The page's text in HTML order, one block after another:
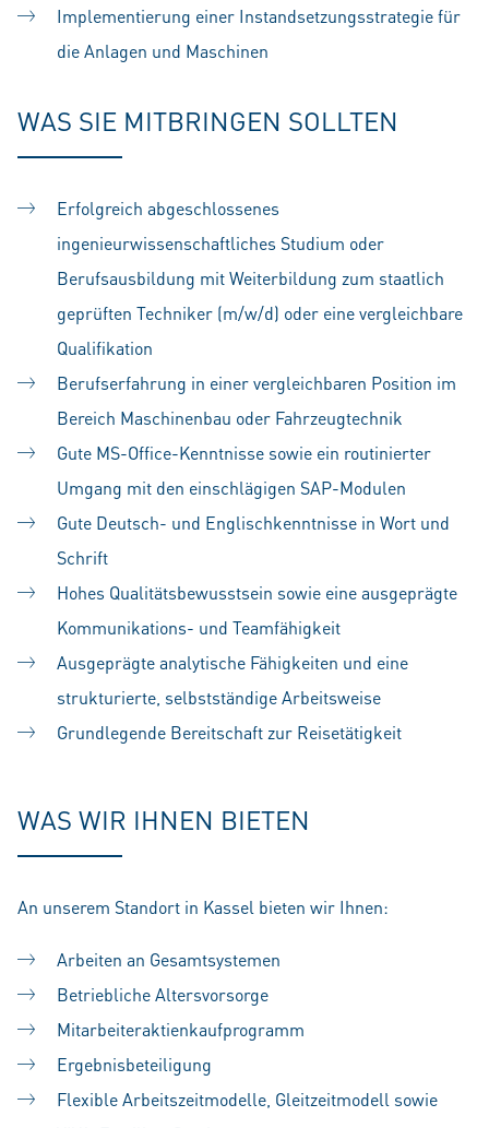
Implementierung einer Instandsetzungsstrategie für
die Anlagen und Maschinen
WAS SIE MITBRINGEN SOLLTEN
Erfolgreich abgeschlossenes
ingenieurwissenschaftliches Studium oder
Berufsausbildung mit Weiterbildung zum staatlich
geprüften Techniker (m/w/d) oder eine vergleichbare
Qualifikation
Berufserfahrung in einer vergleichbaren Position im
Bereich Maschinenbau oder Fahrzeugtechnik
Gute MS-Office-Kenntnisse sowie ein routinierter
Umgang mit den einschlägigen SAP-Modulen
Gute Deutsch- und Englischkenntnisse in Wort und
Schrift
Hohes Qualitätsbewusstsein sowie eine ausgeprägte
Kommunikations- und Teamfähigkeit
Ausgeprägte analytische Fähigkeiten und eine
strukturierte, selbstständige Arbeitsweise
Grundlegende Bereitschaft zur Reisetätigkeit
WAS WIR IHNEN BIETEN
An unserem Standort in Kassel bieten wir Ihnen:
Arbeiten an Gesamtsystemen
Betriebliche Altersvorsorge
Mitarbeiteraktienkaufprogramm
Ergebnisbeteiligung
Flexible Arbeitszeitmodelle, Gleitzeitmodell sowie